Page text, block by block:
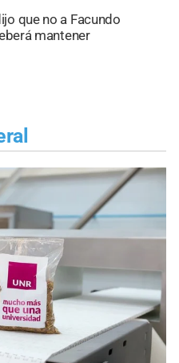
que no a Facundo
mantener